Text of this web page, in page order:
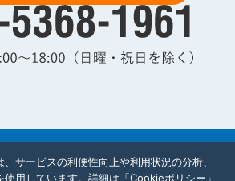
サービスの利便性向上や利用状況の分析、
用しています。詳細は「Cookieポリシー」